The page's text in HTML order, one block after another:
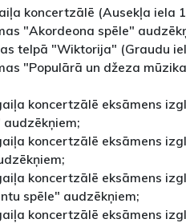
koncertzālē (Ausekļa iela
"Akordeona spēle"
telpā "Wiktorija" (Graudu
"Populārā un džeza
koncertzālē eksāmens
koncertzālē eksāmens
koncertzālē eksāmens
spēle" audzēkņiem;
koncertzālē eksāmens